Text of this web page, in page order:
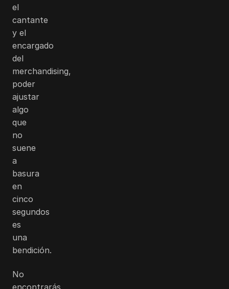
el
cantante
y el
encargado
del
merchandising,
poder
ajustar
algo
que
no
suene
a
basura
en
cinco
segundos
es
una
bendición.
No
encontrarás